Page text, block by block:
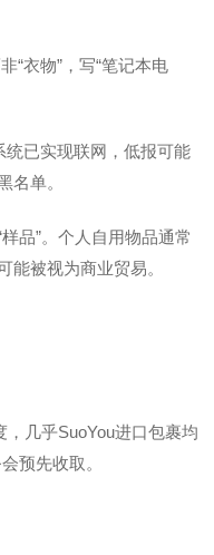
“衣物”，写“笔记本电
已实现联网，低报可能
名单。
品”。个人自用物品通常
能被视为商业贸易。
几乎SuoYou进口包裹均
预先收取。